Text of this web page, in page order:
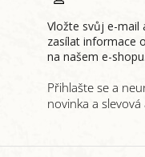
Vložte svůj e-mail
zasílat informace
na našem e-shopu.